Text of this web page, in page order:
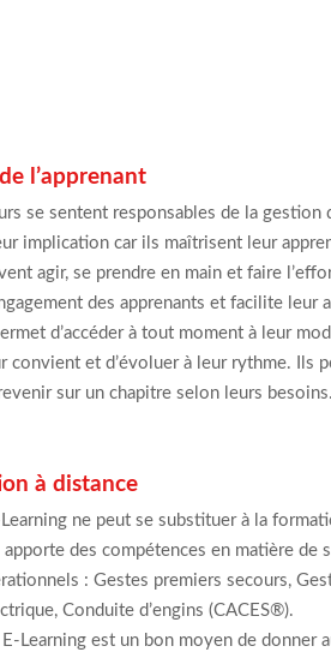
l’apprenant
se sentent responsables de la gestion
implication car ils maîtrisent leur
agir, se prendre en main et faire
des apprenants et facilite leur
d’accéder à tout moment à leur
convient et d’évoluer à leur rythme. Ils
sur un chapitre selon leurs besoins.
à distance
ne peut se substituer à la
des compétences en matière de
: Gestes premiers secours,
Conduite d’engins (CACES®).
E-Learning est un bon moyen de donner